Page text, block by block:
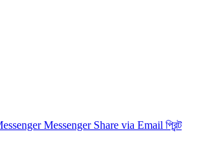
Messenger Share via Email প্রিন্ট